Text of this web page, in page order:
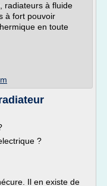
radiateurs à fluide
à fort pouvoir
en toute
?
Il en existe de